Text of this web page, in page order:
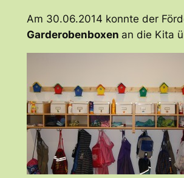
Am 30.06.2014 konnte der
Garderobenboxen an die Kita